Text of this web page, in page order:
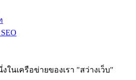
ในเครือข่ายของเรา "สว่างเว็บ"